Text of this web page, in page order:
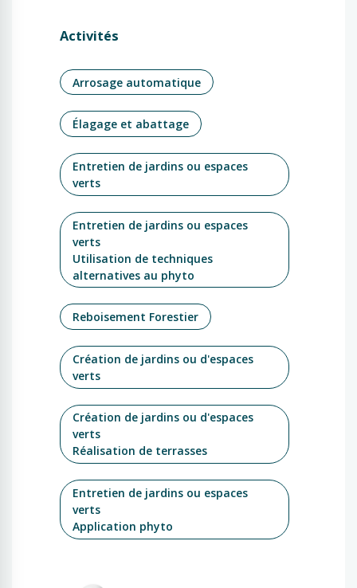
Activités
Arrosage automatique
Élagage et abattage
Entretien de jardins ou espaces
verts
Entretien de jardins ou espaces
verts
Utilisation de techniques
alternatives au phyto
Reboisement Forestier
Création de jardins ou d'espaces
verts
Création de jardins ou d'espaces
verts
Réalisation de terrasses
Entretien de jardins ou espaces
verts
Application phyto